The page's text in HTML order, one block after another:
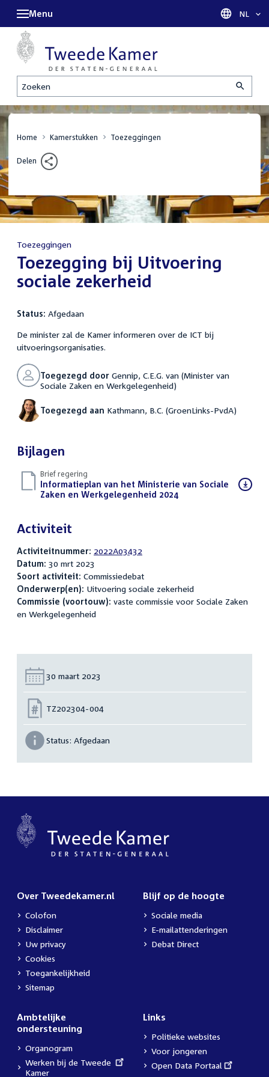
Zoeken
Menu Taal
NL
Home Kamerstukken Toezeggingen
Delen
Toezeggingen
:Toezegging bij Uitvoering
sociale zekerheid
Status: Afgedaan
De minister zal de Kamer informeren over de ICT bij
uitvoeringsorganisaties.
Toegezegd doorGennip, C.E.G. van (Minister van
Sociale Zaken en Werkgelegenheid)
Toegezegd aan Kathmann, B.C. (GroenLinks-PvdA)
Bijlagen
Brief regering
Download
bestand:
Informatieplan van het Ministerie van Sociale
Zaken en Werkgelegenheid 2024(PDF)
Activiteit
Activiteitnummer: 2022A03432
Datum: 30 mrt 2023
Soort activiteit: Commissiedebat
Onderwerp(en): Uitvoering sociale zekerheid
Commissie (voortouw): vaste commissie voor Sociale Zaken
en Werkgelegenheid
Datum:
30 maart 2023
Nummer:
TZ202304-004
Status: Afgedaan
Over Tweedekamer.nl
Colofon
Disclaimer
Uw privacy
Cookies
Toegankelijkheid
Sitemap
Blijf op de hoogte
Sociale media
E-mailattenderingen
Debat Direct
Ambtelijke
ondersteuning
Organogram
External
link:
Werken bij de Tweede
Kamer
Links
Politieke websites
Voor jongeren
External
Open Data Portaal